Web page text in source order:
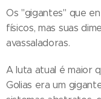
Os "gigantes" que
físicos, mas suas
avassaladoras.
A luta atual é maior
Golias era um